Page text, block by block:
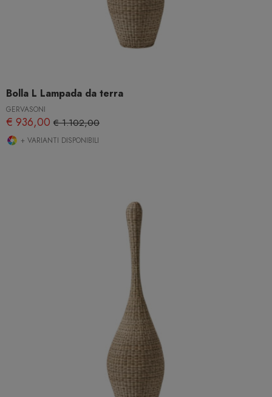
Bolla L Lampada da terra
GERVASONI
€ 936,00 € 1.102,00
+ VARIANTI DISPONIBILI